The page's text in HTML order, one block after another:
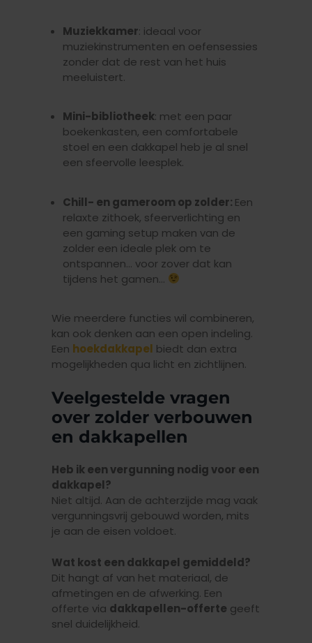
Muziekkamer: ideaal voor
muziekinstrumenten en oefensessies
zonder dat de rest van het huis
meeluistert.
Mini-bibliotheek: met een paar
boekenkasten, een comfortabele
stoel en een dakkapel heb je al snel
een sfeervolle leesplek.
Chill- en gameroom op zolder: Een
relaxte zithoek, sfeerverlichting en
een gaming setup maken van de
zolder een ideale plek om te
ontspannen… voor zover dat kan
tijdens het gamen…
Wie meerdere functies wil combineren,
kan ook denken aan een open indeling.
Een hoekdakkapel biedt dan extra
mogelijkheden qua licht en zichtlijnen.
Veelgestelde vragen
over zolder verbouwen
en dakkapellen
Heb ik een vergunning nodig voor een
dakkapel?
Niet altijd. Aan de achterzijde mag vaak
vergunningsvrij gebouwd worden, mits
je aan de eisen voldoet.
Wat kost een dakkapel gemiddeld?
Dit hangt af van het materiaal, de
afmetingen en de afwerking. Een
offerte via dakkapellen-offerte geeft
snel duidelijkheid.